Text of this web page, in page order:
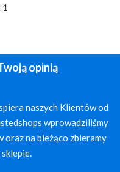
opinią
naszych Klientów od
wprowadziliśmy
na bieżąco zbieramy